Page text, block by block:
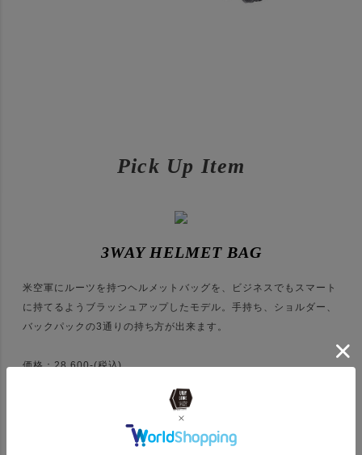
Pick Up Item
3WAY HELMET BAG
米空軍にルーツを持つヘルメットバッグを、ビジネスでもスマート
に持てるようブラッシュアップしたモデル。手持ち、ショルダー、
バックパックの3通りの持ち方が出来ます。
価格：28,600-(税込)
3WAY HELMET BAG を見る